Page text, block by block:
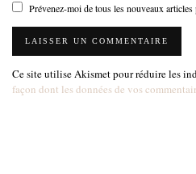
Prévenez-moi de tous les nouveaux articles
Ce site utilise Akismet pour réduire les
façon dont les données de vos